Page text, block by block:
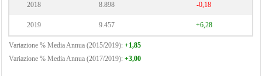
2018 8.898 -0,18
2019 9.457 +6,28
Variazione % Media Annua (2015/2019): +1,85
Variazione % Media Annua (2017/2019): +3,00